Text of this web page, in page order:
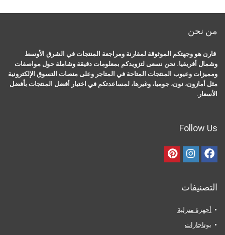
من نحن
قارن هو وجهتكم الموثوقة لمقارنة ومراجعة المنتجات في الشرق الأوسط
وشمال أفريقيا. نحن نسعى لتزويدكم بمعلومات دقيقة وشاملة حول مواصفات
ومميزات وعيوب المنتجات المتاحة في المتاجر وعلى منصات التسوق الإلكترونية
مثل أمازون، نون، جوميا، وغيرها، لمساعدتكم في اختيار أفضل المنتجات بأفضل
الأسعار.
Follow Us
التصنيفات
أجهزة منزلية
بوتاجازات